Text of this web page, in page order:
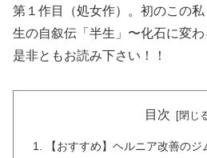
第１作目（処女作）。初のこの
生の自叙伝「半生」〜化石に変わ
是非ともお読み下さい！！
目次
【おすすめ】ヘルニア改善の